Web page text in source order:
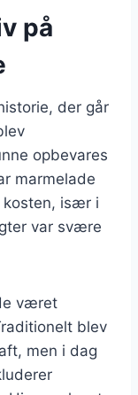
på
der går
opbevares
marmelade
især i
var svære
været
blev
men i dag